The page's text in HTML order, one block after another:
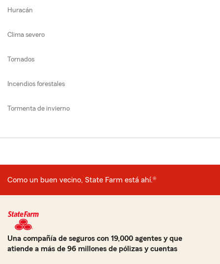
Huracán
Clima severo
Tornados
Incendios forestales
Tormenta de invierno
Como un buen vecino, State Farm está ahí.®
Una compañía de seguros con 19,000 agentes y que
atiende a más de 96 millones de pólizas y cuentas